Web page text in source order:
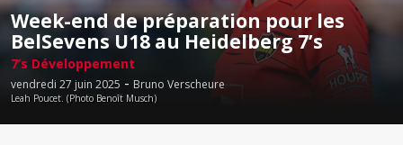
Week-end de préparation pour les
BelSevens U18 au Heidelberg 7’s
7’s Développement
vendredi 27 juin 2025 - Bruno Verscheure
Leah Poucet. (Photo Benoît Musch)